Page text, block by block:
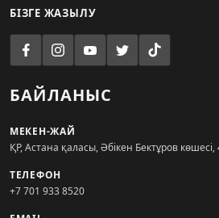
БІЗГЕ ЖАЗЫЛУ
БАЙЛАНЫС
МЕКЕН-ЖАЙ
ҚР, Астана қаласы, Әбікен Бектұров көшесі,
ТЕЛЕФОН
+7 701 933 8520